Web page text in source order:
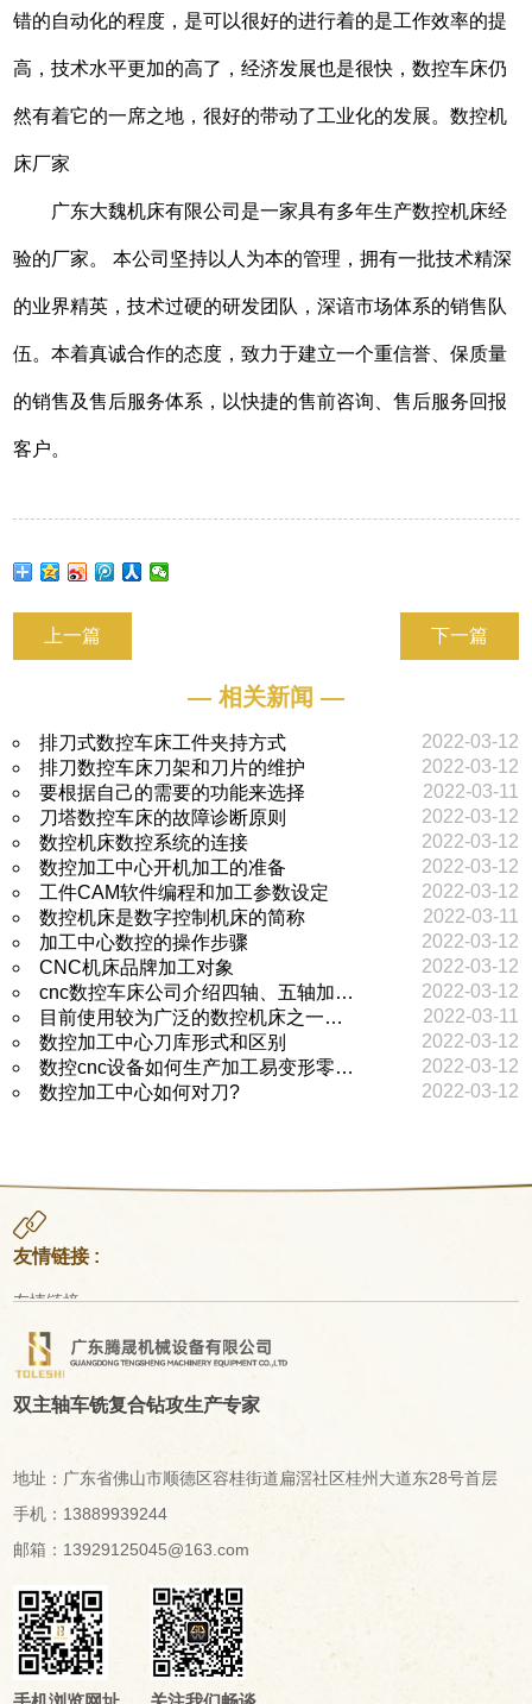
错的自动化的程度，是可以很好的进行着的是工作效率的提
高，技术水平更加的高了，经济发展也是很快，数控车床仍
然有着它的一席之地，很好的带动了工业化的发展。数控机
床厂家
广东大魏机床有限公司是一家具有多年生产数控机床经
验的厂家。 本公司坚持以人为本的管理，拥有一批技术精深
的业界精英，技术过硬的研发团队，深谙市场体系的销售队
伍。本着真诚合作的态度，致力于建立一个重信誉、保质量
的销售及售后服务体系，以快捷的售前咨询、售后服务回报
客户。
上一篇 下一篇
— 相关新闻 —
排刀式数控车床工件夹持方式
2022-03-12
排刀数控车床刀架和刀片的维护
2022-03-12
要根据自己的需要的功能来选择
2022-03-11
刀塔数控车床的故障诊断原则
2022-03-12
数控机床数控系统的连接
2022-03-12
数控加工中心开机加工的准备
2022-03-12
工件CAM软件编程和加工参数设定
2022-03-12
数控机床是数字控制机床的简称
2022-03-11
加工中心数控的操作步骤
2022-03-12
CNC机床品牌加工对象
2022-03-12
cnc数控车床公司介绍四轴、五轴加…
2022-03-12
目前使用较为广泛的数控机床之一…
2022-03-11
数控加工中心刀库形式和区别
2022-03-12
数控cnc设备如何生产加工易变形零…
2022-03-12
数控加工中心如何对刀?
2022-03-12
友情链接 :
友情链接
双主轴车铣复合钻攻生产专家
地址：广东省佛山市顺德区容桂街道扁滘社区桂州大道东28号首层
手机：13889939244
邮箱：13929125045@163.com